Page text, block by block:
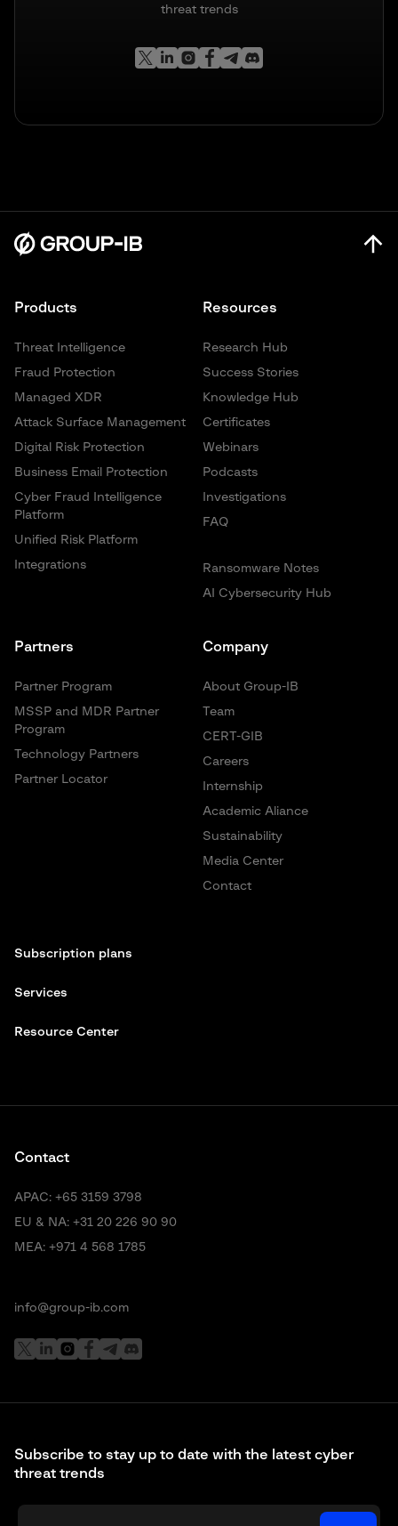
threat trends
Resources
Research Hub
Success Stories
Knowledge Hub
Certificates
Webinars
Podcasts
Investigations
FAQ
Ransomware Notes
AI Cybersecurity Hub
Products
Threat Intelligence
Fraud Protection
Managed XDR
Attack Surface Management
Digital Risk Protection
Business Email Protection
Cyber Fraud Intelligence
Platform
Unified Risk Platform
Integrations
Partners
Partner Program
MSSP and MDR Partner
Program
Technology Partners
Partner Locator
Company
About Group-IB
Team
CERT-GIB
Careers
Internship
Academic Aliance
Sustainability
Media Center
Contact
Subscription plans
Services
Resource Center
Subscribe to stay up to date with the latest cyber
threat trends
Contact
APAC: +65 3159 3798
EU & NA: +31 20 226 90 90
MEA: +971 4 568 1785
info@group-ib.com